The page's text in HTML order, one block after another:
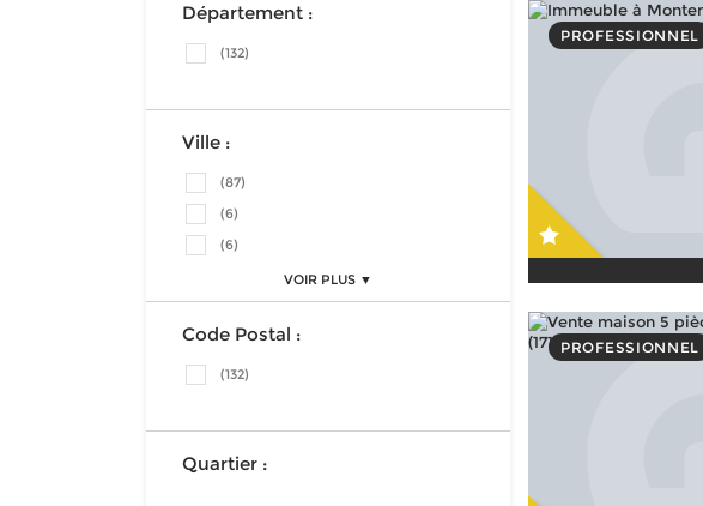
Département :
(132)
Ville :
(87)
(6)
(6)
VOIR PLUS ▼
Code Postal :
(132)
Quartier :
PROFESSIONNEL
PROFESSIONNEL